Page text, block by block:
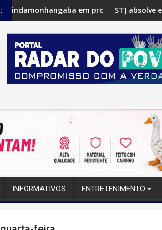
em processo por improbidade
STJ absolve ex-prefeito de
INFORMATIVOS ENTRETENIMENTO